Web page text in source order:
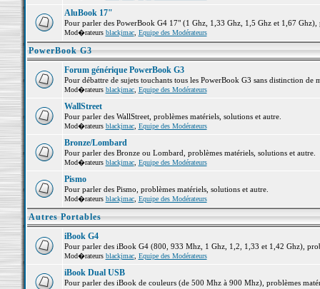
AluBook 17"
Pour parler des PowerBook G4 17" (1 Ghz, 1,33 Ghz, 1,5 Ghz et 1,67 Ghz),
Mod�rateurs blackjmac, Equipe des Modérateurs
PowerBook G3
Forum générique PowerBook G3
Pour débattre de sujets touchants tous les PowerBook G3 sans distinction de
Mod�rateurs blackjmac, Equipe des Modérateurs
WallStreet
Pour parler des WallStreet, problèmes matériels, solutions et autre.
Mod�rateurs blackjmac, Equipe des Modérateurs
Bronze/Lombard
Pour parler des Bronze ou Lombard, problèmes matériels, solutions et autre.
Mod�rateurs blackjmac, Equipe des Modérateurs
Pismo
Pour parler des Pismo, problèmes matériels, solutions et autre.
Mod�rateurs blackjmac, Equipe des Modérateurs
Autres Portables
iBook G4
Pour parler des iBook G4 (800, 933 Mhz, 1 Ghz, 1,2, 1,33 et 1,42 Ghz),
Mod�rateurs blackjmac, Equipe des Modérateurs
iBook Dual USB
Pour parler des iBook de couleurs (de 500 Mhz à 900 Mhz), problèmes